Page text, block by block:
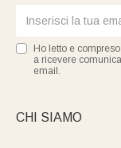
Ho letto e
a ricevere
email.
CHI SIAMO